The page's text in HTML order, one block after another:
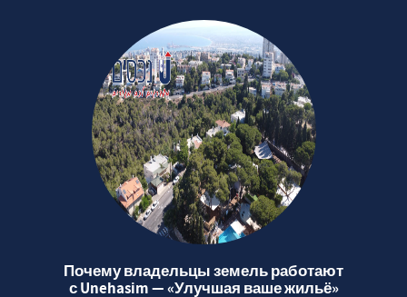
Почему владельцы земель работают
с Unehasim — «Улучшая ваше жильё»